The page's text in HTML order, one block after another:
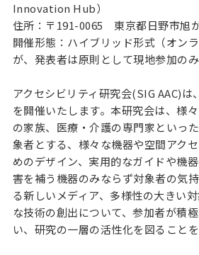
Innovation Hub）
住所：〒191-0065 東京都日野市旭
開催形態：ハイブリッド形式（オン
が、発表者は原則として現地参加のみ
アクセシビリティ研究会(SIG AAC)は
を開催いたします。本研究会は、様
の家族、医療・介護の専門家といっ
象者とする、様々な機器や空間アク
めのデザイン、実用的なガイドや機
害を補う機器のみならず対象者の気
る新しいメディア、多様性の大きい
な技術の創出について、参加者が積
い、研究の一層の活性化を図ること